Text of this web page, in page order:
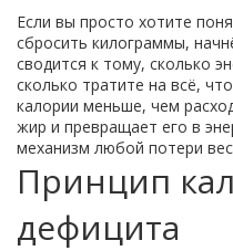
Если вы просто хотите
сбросить килограммы,
сводится к тому, сколько
сколько тратите на всё,
калории меньше, чем
жир и превращает его в
механизм любой потери
Принцип
дефицита